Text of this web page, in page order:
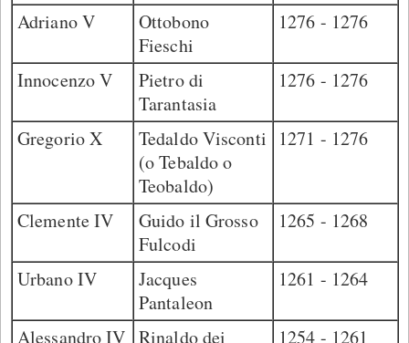
Adriano V
Ottobono
Fieschi
1276 - 1276
Innocenzo V
Pietro di
Tarantasia
1276 - 1276
Gregorio X
Tedaldo Visconti
(o Tebaldo o
Teobaldo)
1271 - 1276
Clemente IV
Guido il Grosso
Fulcodi
1265 - 1268
Urbano IV
Jacques
Pantaleon
1261 - 1264
Alessandro IV Rinaldo dei
1254 - 1261